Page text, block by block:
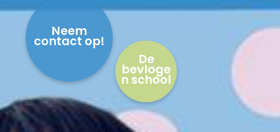
Neem
contact op!
De
bevloge
n school